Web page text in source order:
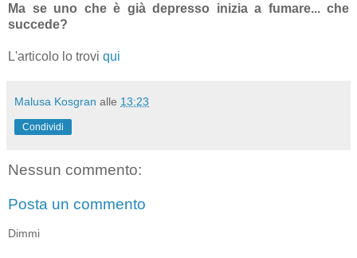
Ma se uno che è già depresso inizia a fumare... che
succede?
L'articolo lo trovi qui
Malusa Kosgran alle 13:23
Condividi
Nessun commento:
Posta un commento
Dimmi